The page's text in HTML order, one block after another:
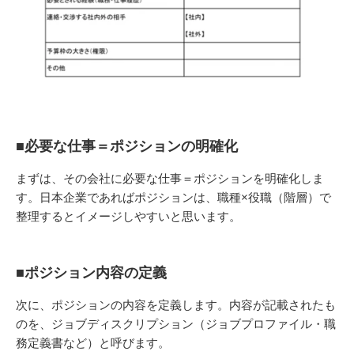
■必要な仕事＝ポジションの明確化
まずは、その会社に必要な仕事＝ポジションを明確化しま
す。日本企業であればポジションは、職種×役職（階層）で
整理するとイメージしやすいと思います。
■ポジション内容の定義
次に、ポジションの内容を定義します。内容が記載されたも
のを、ジョブディスクリプション（ジョブプロファイル・職
務定義書など）と呼びます。